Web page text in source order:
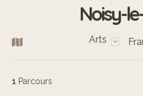
Noisy-
Arts
1 Parcours